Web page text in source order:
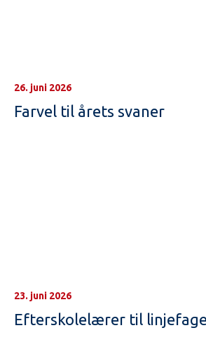
26. juni 2026
Farvel til årets svaner
23. juni 2026
Efterskolelærer til